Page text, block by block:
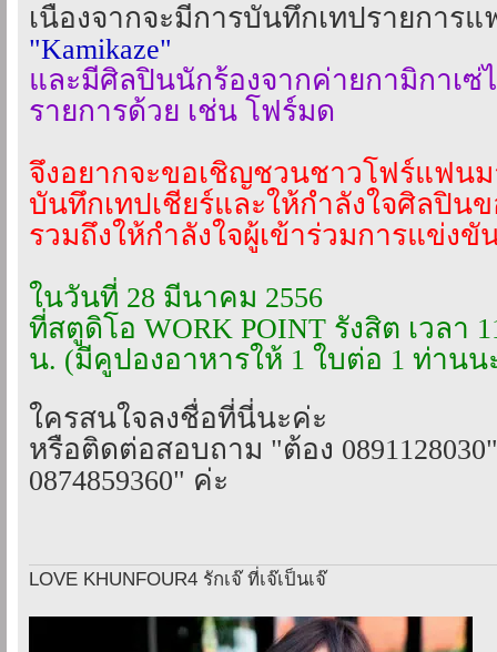
เนื่องจากจะมีการบันทึกเทปรายการ
"Kamikaze"
และมีศิลปินนักร้องจากค่ายกามิกาเซ่
รายการด้วย เช่น โฟร์มด
จึงอยากจะขอเชิญชวนชาวโฟร์แฟนม
บันทึกเทปเชียร์และให้กำลังใจศิลปินข
รวมถึงให้กำลังใจผู้เข้าร่วมการแข่ง
ในวันที่ 28 มีนาคม 2556
ที่สตูดิโอ WORK POINT รังสิต เวลา
น. (มีคูปองอาหารให้ 1 ใบต่อ 1 ท่านน
ใครสนใจลงชื่อที่นี่นะค่ะ
หรือติดต่อสอบถาม "ต้อง
0874859360" ค่ะ
LOVE KHUNFOUR4 รักเจ๊ ที่เจ๊เป็นเจ๊